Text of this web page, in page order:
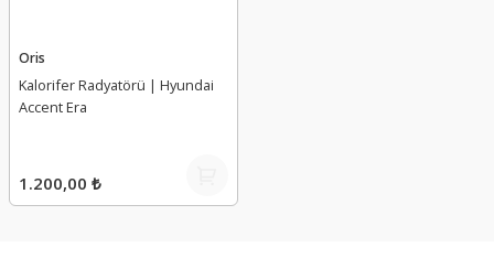
Oris
Kalorifer Radyatörü | Hyundai
Accent Era
1.200,00 ₺